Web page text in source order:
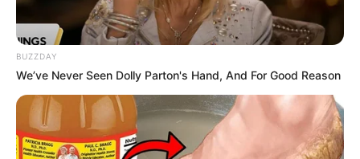
Wer sein Geld mit guter Rendite anlegen möchte und
dabei Fehler vermeiden will, der findet hier
Tipps für
BUZZDAY
We’ve Never Seen Dolly Parton's Hand, And For Good Reason